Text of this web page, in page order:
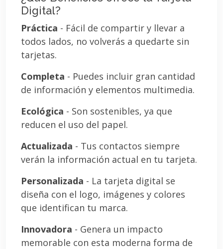
Digital?
Práctica - Fácil de compartir y llevar a
todos lados, no volverás a quedarte sin
tarjetas.
Completa - Puedes incluir gran cantidad
de información y elementos multimedia.
Ecológica - Son sostenibles, ya que
reducen el uso del papel.
Actualizada - Tus contactos siempre
verán la información actual en tu tarjeta.
Personalizada - La tarjeta digital se
diseña con el logo, imágenes y colores
que identifican tu marca.
Innovadora - Genera un impacto
memorable con esta moderna forma de